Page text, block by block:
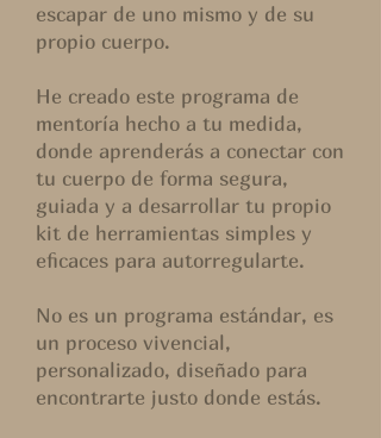
escapar de uno mismo y de su
propio cuerpo.
He creado este programa de
mentoría hecho a tu medida,
donde aprenderás a conectar con
tu cuerpo de forma segura,
guiada y a desarrollar tu propio
kit de herramientas simples y
eficaces para autorregularte.
No es un programa estándar, es
un proceso vivencial,
personalizado, diseñado para
encontrarte justo donde estás.